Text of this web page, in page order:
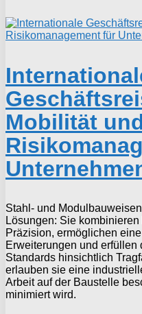
Mobilität
Stahl- und
Lösungen: Sie
Präzision, ermöglichen
Erweiterungen und
Standards hinsichtlich
erlauben sie eine
Arbeit auf der Baustelle
minimiert wird.